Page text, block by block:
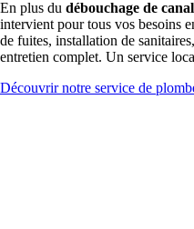
En plus du débouchage de
intervient pour tous vos besoins
de fuites, installation de
entretien complet. Un service
Découvrir notre service de